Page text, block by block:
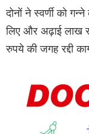
दोनों ने स्वर्णी को
लिए और अढ़ाई लाख
रुपये की जगह रद्दी